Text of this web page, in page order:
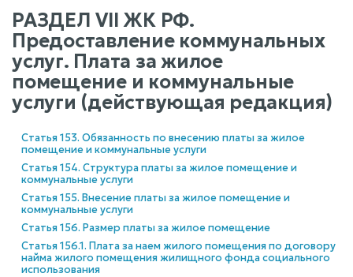
РАЗДЕЛ VII ЖК РФ.
Предоставление коммунальных
услуг. Плата за жилое
помещение и коммунальные
услуги (действующая редакция)
Статья 153. Обязанность по внесению платы за жилое
помещение и коммунальные услуги
Статья 154. Структура платы за жилое помещение и
коммунальные услуги
Статья 155. Внесение платы за жилое помещение и
коммунальные услуги
Статья 156. Размер платы за жилое помещение
Статья 156.1. Плата за наем жилого помещения по договору
найма жилого помещения жилищного фонда социального
использования